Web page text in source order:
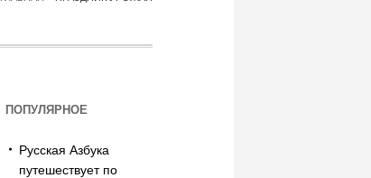
ПОПУЛЯРНОЕ
Русская Азбука
путешествует по